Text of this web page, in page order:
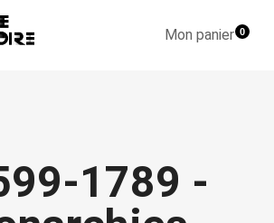
Mon panier0
1789 -